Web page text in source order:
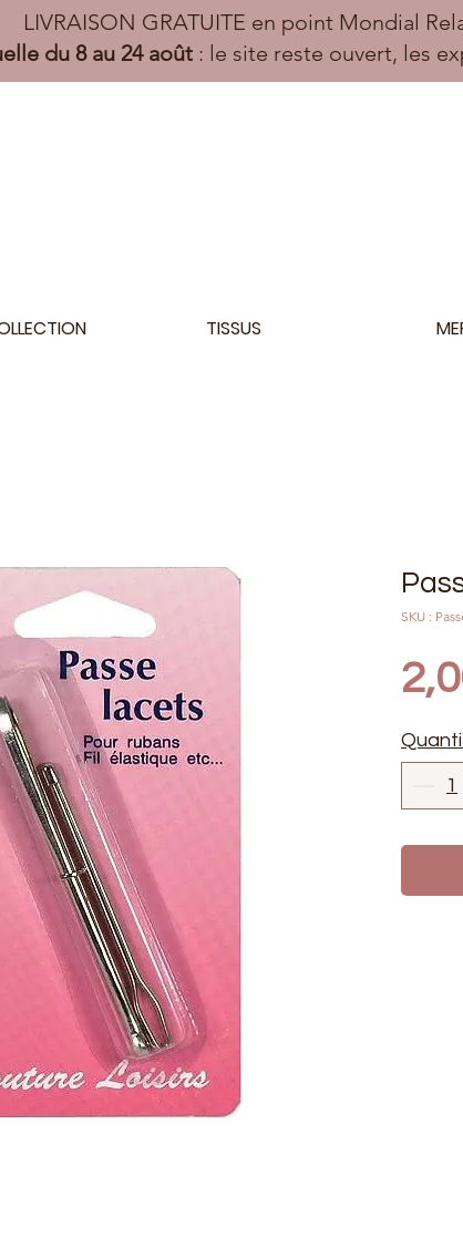
LIVRAISON GRATUITE en point Mondial
du 8 au 24 août: le site reste ouvert, les
TISSUS
SKU :